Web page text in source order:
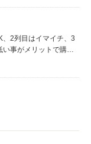
、2列目はイマイチ、3
事がメリットで購入
際は運転席だけでな